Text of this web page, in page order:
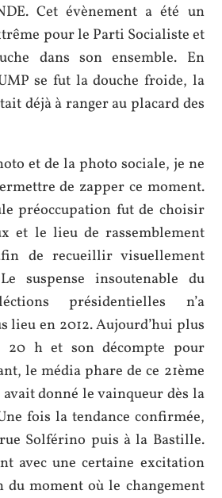
Cet évènement a été un
pour le Parti Socialiste et
dans son ensemble. En
se fut la douche froide, la
déjà à ranger au placard des
et de la photo sociale, je ne
de zapper ce moment.
préoccupation fut de choisir
et le lieu de rassemblement
de recueillir visuellement
suspense insoutenable du
présidentielles n’a
lieu en 2012. Aujourd’hui plus
20 h et son décompte pour
le média phare de ce 21ème
donné le vainqueur dès la
fois la tendance confirmée,
Solférino puis à la Bastille.
avec une certaine excitation
du moment où le changement